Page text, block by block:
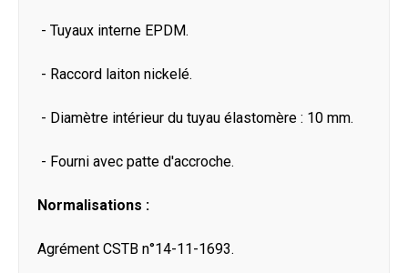
- Tuyaux interne EPDM.
- Raccord laiton nickelé.
- Diamètre intérieur du tuyau élastomère : 10 mm.
- Fourni avec patte d'accroche.
Normalisations :
Agrément CSTB n°14-11-1693.